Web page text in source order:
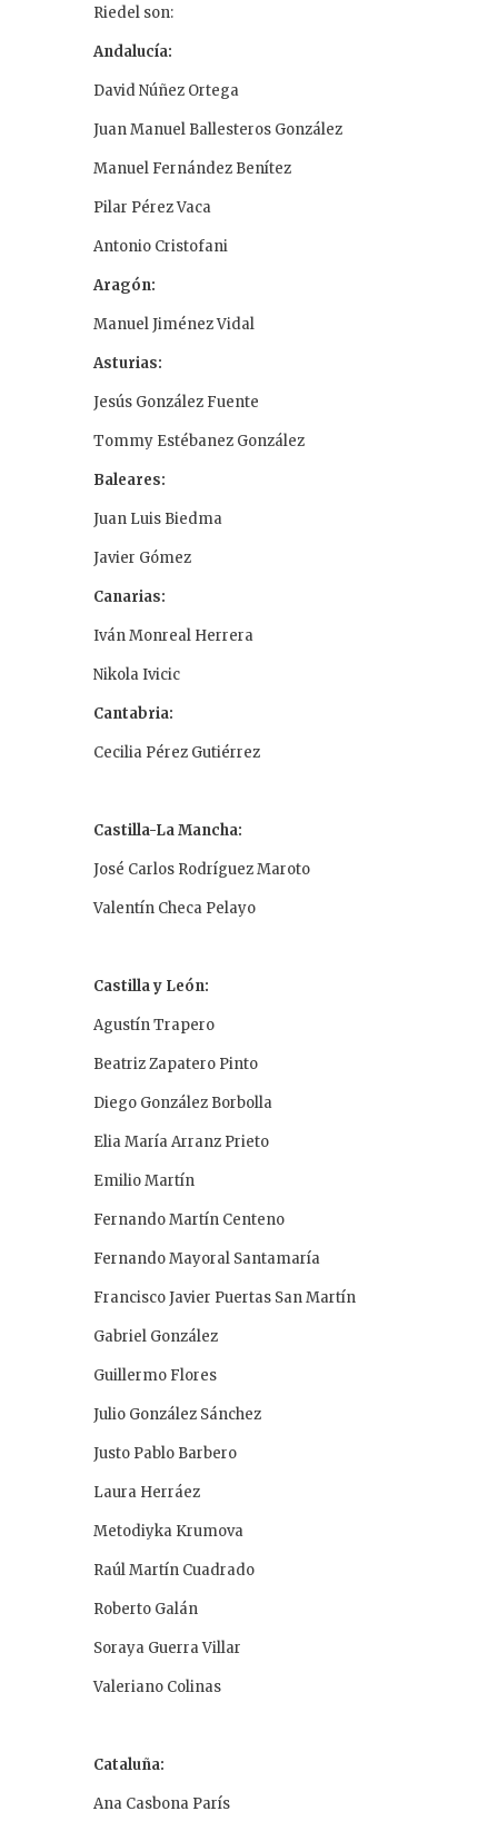
Riedel son:
Andalucía:
David Núñez Ortega
Juan Manuel Ballesteros González
Manuel Fernández Benítez
Pilar Pérez Vaca
Antonio Cristofani
Aragón:
Manuel Jiménez Vidal
Asturias:
Jesús González Fuente
Tommy Estébanez González
Baleares:
Juan Luis Biedma
Javier Gómez
Canarias:
Iván Monreal Herrera
Nikola Ivicic
Cantabria:
Cecilia Pérez Gutiérrez
Castilla-La Mancha:
José Carlos Rodríguez Maroto
Valentín Checa Pelayo
Castilla y León:
Agustín Trapero
Beatriz Zapatero Pinto
Diego González Borbolla
Elia María Arranz Prieto
Emilio Martín
Fernando Martín Centeno
Fernando Mayoral Santamaría
Francisco Javier Puertas San Martín
Gabriel González
Guillermo Flores
Julio González Sánchez
Justo Pablo Barbero
Laura Herráez
Metodiyka Krumova
Raúl Martín Cuadrado
Roberto Galán
Soraya Guerra Villar
Valeriano Colinas
Cataluña:
Ana Casbona París